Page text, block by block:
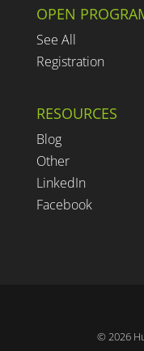
OPEN
See All
Registration
RESOURCES
Blog
Other
LinkedIn
Facebook
©2026